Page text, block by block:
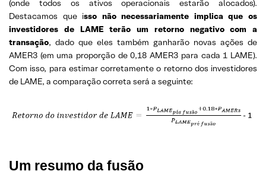
(onde todos os ativos operacionais estarão alocados).
Destacamos que isso não necessariamente implica que os
investidores de LAME terão um retorno negativo com a
transação, dado que eles também ganharão novas ações de
AMER3 (em uma proporção de 0,18 AMER3 para cada 1 LAME).
Com isso, para estimar corretamente o retorno dos investidores
de LAME, a comparação correta será a seguinte:
Um resumo da fusão